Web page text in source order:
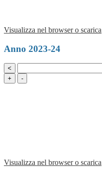
Visualizza nel browser o scarica
Anno 2023-24
<
+
-
Visualizza nel browser o scarica